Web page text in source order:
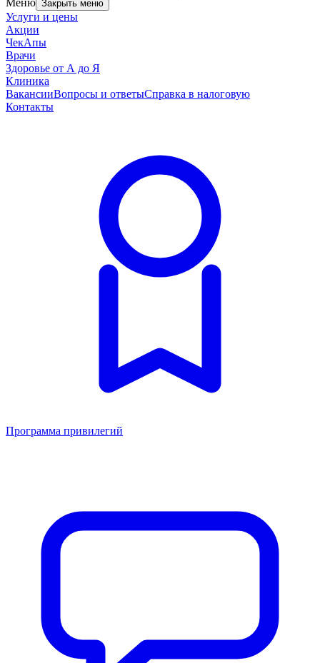
Меню Закрыть меню
Услуги и цены
Акции
ЧекАпы
Врачи
Здоровье от А до Я
Клиника
ВакансииВопросы и ответыСправка в налоговую
Контакты
Программа привилегий